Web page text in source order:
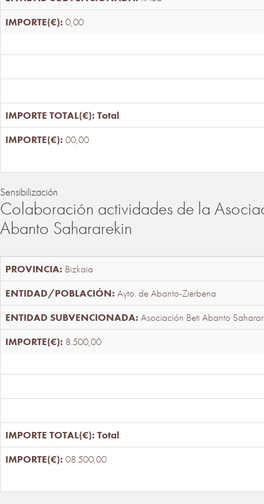
0,00
Total:
00,00
Sensibilización
Colaboración actividades de la
Abanto Sahararekin
Bizkaia
Ayto. de Abanto-Zierbena
Asociación Beti Abanto
8.500,00
Total:
08.500,00